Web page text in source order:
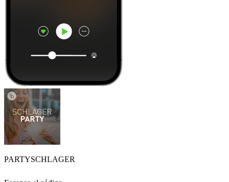
PARTYSCHLAGER